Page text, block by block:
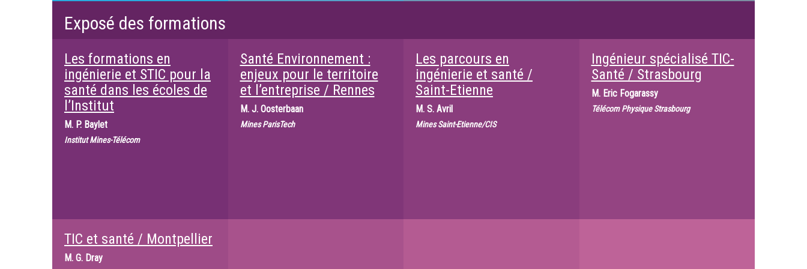
Exposé des formations
Les formations en
ingénierie et STIC pour la
santé dans les écoles de
l’Institut
M. P. Baylet
Institut Mines-Télécom
Santé Environnement :
enjeux pour le territoire
et l’entreprise / Rennes
M. J. Oosterbaan
Mines ParisTech
Les parcours en
ingénierie et santé /
Saint-Etienne
M. S. Avril
Mines Saint-Etienne/CIS
Ingénieur spécialisé TIC-
Santé / Strasbourg
M. Eric Fogarassy
Télécom Physique Strasbourg
TIC et santé / Montpellier
M. G. Dray